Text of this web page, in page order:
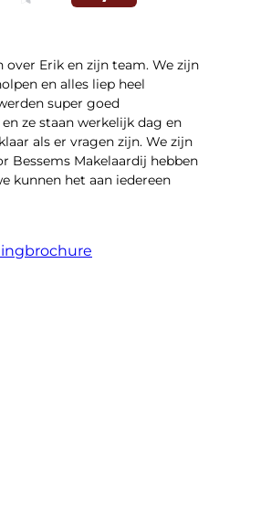
over Erik en zijn team. We zijn
en alles liep heel
super goed
ze staan werkelijk dag en
als er vragen zijn. We zijn
Bessems Makelaardij hebben
kunnen het aan iedereen